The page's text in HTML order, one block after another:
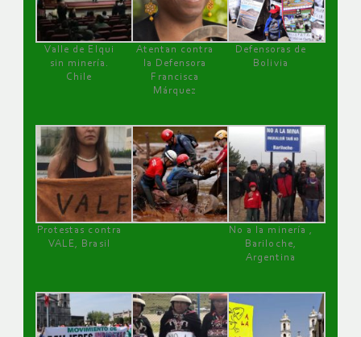
Valle de Elqui
sin minería.
Chile
Atentan contra
la Defensora
Francisca
Márquez
Defensoras de
Bolivia
Protestas contra
VALE, Brasil
No a la minería ,
Bariloche,
Argentina